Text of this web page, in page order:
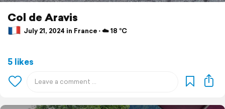
Col de Aravis
July 21, 2024 in France ⋅ ☁️ 18 °C
5 likes